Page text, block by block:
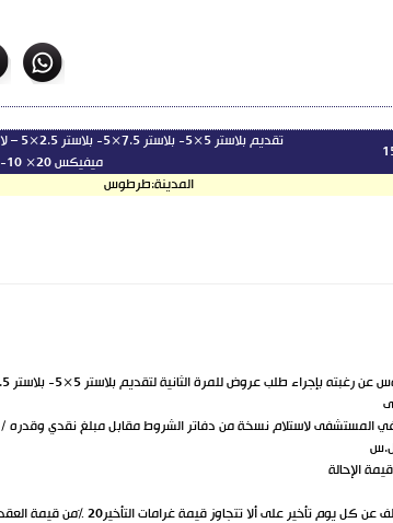
ميفيكس 20× 10- ستابلر لزوم المشفى
المدينة:طرطوس
لاستلام نسخة من دفاتر الشروط مقابل مبلغ نقدي وقدره / 500/ل.س